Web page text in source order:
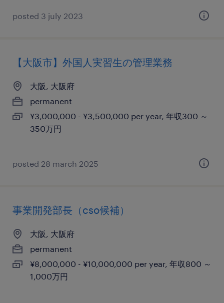
posted 3 july 2023
【大阪市】外国人実習生の管理業務
大阪, 大阪府
permanent
¥3,000,000 - ¥3,500,000 per year, 年収300 ～
350万円
posted 28 march 2025
事業開発部長（cso候補）
大阪, 大阪府
permanent
¥8,000,000 - ¥10,000,000 per year, 年収800 ～
1,000万円